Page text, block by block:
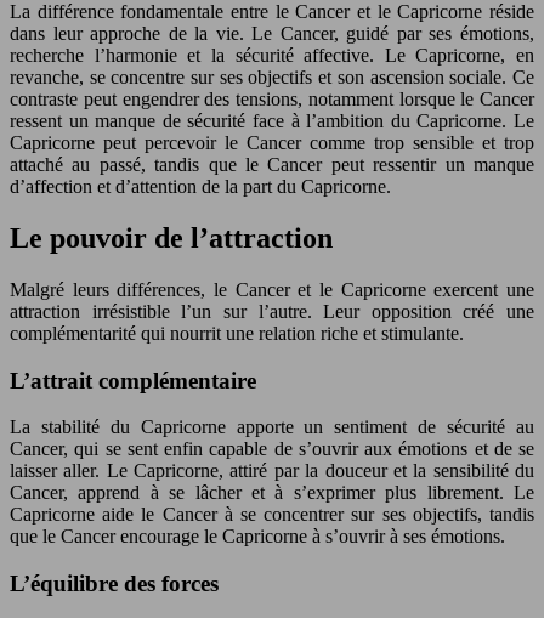
La différence fondamentale entre le Cancer et le Capricorne réside
dans leur approche de la vie. Le Cancer, guidé par ses émotions,
recherche l’harmonie et la sécurité affective. Le Capricorne, en
revanche, se concentre sur ses objectifs et son ascension sociale. Ce
contraste peut engendrer des tensions, notamment lorsque le Cancer
ressent un manque de sécurité face à l’ambition du Capricorne. Le
Capricorne peut percevoir le Cancer comme trop sensible et trop
attaché au passé, tandis que le Cancer peut ressentir un manque
d’affection et d’attention de la part du Capricorne.
Le pouvoir de l’attraction
Malgré leurs différences, le Cancer et le Capricorne exercent une
attraction irrésistible l’un sur l’autre. Leur opposition créé une
complémentarité qui nourrit une relation riche et stimulante.
L’attrait complémentaire
La stabilité du Capricorne apporte un sentiment de sécurité au
Cancer, qui se sent enfin capable de s’ouvrir aux émotions et de se
laisser aller. Le Capricorne, attiré par la douceur et la sensibilité du
Cancer, apprend à se lâcher et à s’exprimer plus librement. Le
Capricorne aide le Cancer à se concentrer sur ses objectifs, tandis
que le Cancer encourage le Capricorne à s’ouvrir à ses émotions.
L’équilibre des forces